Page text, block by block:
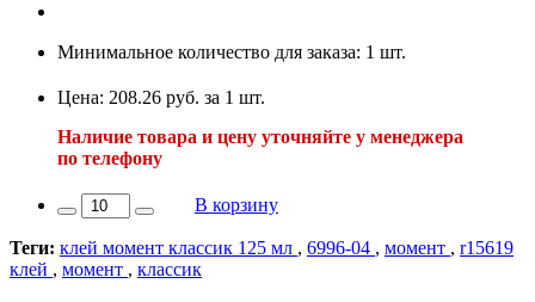
Минимальное количество для заказа: 1 шт.
Цена: 208.26 руб. за 1 шт.
Наличие товара и цену уточняйте у менеджера
по телефону
В корзину
Теги: клей момент классик 125 мл , 6996-04 , момент , r15619
клей , момент , классик